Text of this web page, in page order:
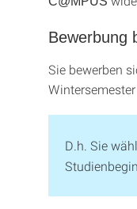
Bewerbung
Sie bewerben
D.h. Sie